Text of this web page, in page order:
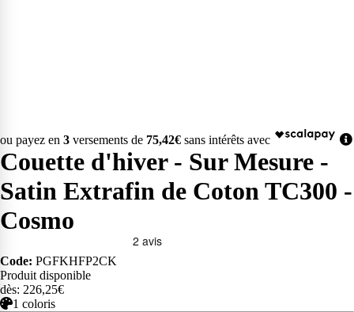
ou payez en 3 versements de 75,42€ sans intérêts avec
Couette d'hiver - Sur Mesure -
Satin Extrafin de Coton TC300 -
Cosmo
Code: PGFKHFP2CK
Produit disponible
dès: 226,25€
1 coloris